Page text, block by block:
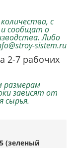
с
и сообщат о
Либо
sistem.ru
2-7 рабочих
размерам
зависят от
сырья.
(зеленый